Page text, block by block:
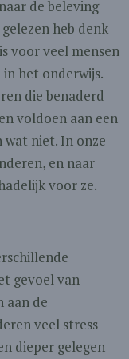
de beleving
heb denk
voor veel mensen
het onderwijs.
die benaderd
voldoen aan een
wat niet. In onze
en naar
voor ze.
gevoel van
aan de
veel stress
dieper gelegen